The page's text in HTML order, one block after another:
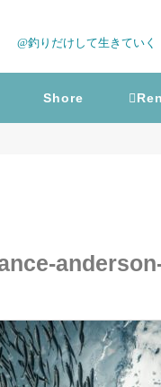
@釣りだけして生きていく
Shore